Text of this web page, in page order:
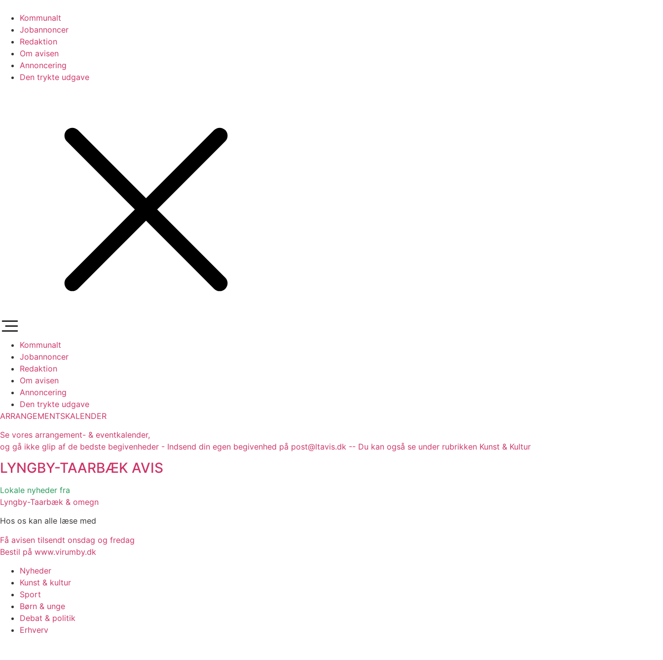
indhold
Kommunalt
Jobannoncer
Redaktion
Om avisen
Annoncering
Den trykte udgave
Kommunalt
Jobannoncer
Redaktion
Om avisen
Annoncering
Den trykte udgave
ARRANGEMENTSKALENDER
Se vores arrangement- & eventkalender,
og gå ikke glip af de bedste begivenheder - Indsend din egen begivenhed på post@ltavis.dk -- Du kan også se under rubrikken Kunst & Kultur
LYNGBY-TAARBÆK AVIS
Lokale nyheder fra
Lyngby-Taarbæk & omegn
Hos os kan alle læse med
Få avisen tilsendt onsdag og fredag
Bestil på www.virumby.dk
Nyheder
Kunst & kultur
Sport
Børn & unge
Debat & politik
Erhverv